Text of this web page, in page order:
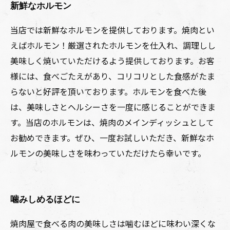
新鮮なホルモン
当店では新鮮なホルモンを提供しております。焼肉とい
えばホルモン！厳選されたホルモンを仕入れ、調理しし
美味しく焼いていただけるよう提供しております。お客
様には、食べごたえがあり、コリコリとした食感がたま
らないと好評を頂いております。ホルモンを食べた後
は、美味しさとヘルシーさを一度に感じることができま
す。当店のホルモンは、焼肉のメインディッシュとして
お勧めできます。ぜひ、一度お試しいただき、新鮮なホ
ルモンの美味しさを味わっていただけたら幸いです。
噛みしめるほどに
焼肉屋で食べる肉の美味しさは噛むほどに味わい深くな